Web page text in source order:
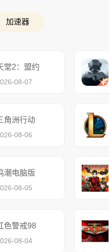
加速器
堂2：盟约
08-07
角洲行动
08-06
潮电脑版
08-05
色警戒98
08-04